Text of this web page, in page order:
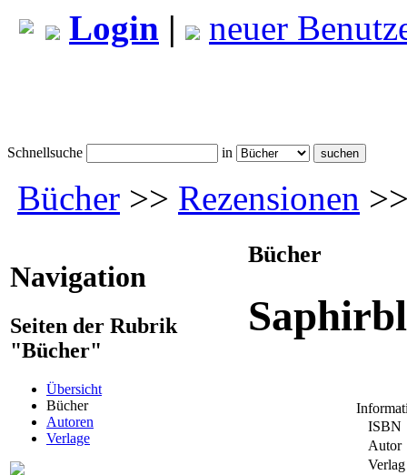
Login | neuer
Schnellsuche in
Bücher >> Rezensionen
Navigation
Seiten der Rubrik
"Bücher"
Übersicht
Bücher
Autoren
Verlage
Bücher
ISBN
Autor
Verlag